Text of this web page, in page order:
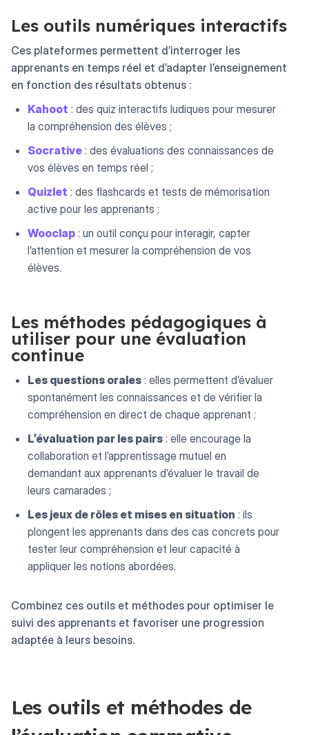
Les outils numériques interactifs
Ces plateformes permettent d’interroger les
apprenants en temps réel et d’adapter l’enseignement
en fonction des résultats obtenus :
Kahoot : des quiz interactifs ludiques pour mesurer
la compréhension des élèves ;
Socrative : des évaluations des connaissances de
vos élèves en temps réel ;
Quizlet : des flashcards et tests de mémorisation
active pour les apprenants ;
Wooclap : un outil conçu pour interagir, capter
l’attention et mesurer la compréhension de vos
élèves.
Les méthodes pédagogiques à
utiliser pour une évaluation
continue
Les questions orales : elles permettent d’évaluer
spontanément les connaissances et de vérifier la
compréhension en direct de chaque apprenant ;
L’évaluation par les pairs : elle encourage la
collaboration et l’apprentissage mutuel en
demandant aux apprenants d’évaluer le travail de
leurs camarades ;
Les jeux de rôles et mises en situation : ils
plongent les apprenants dans des cas concrets pour
tester leur compréhension et leur capacité à
appliquer les notions abordées.
Combinez ces outils et méthodes pour optimiser le
suivi des apprenants et favoriser une progression
adaptée à leurs besoins.
Les outils et méthodes de